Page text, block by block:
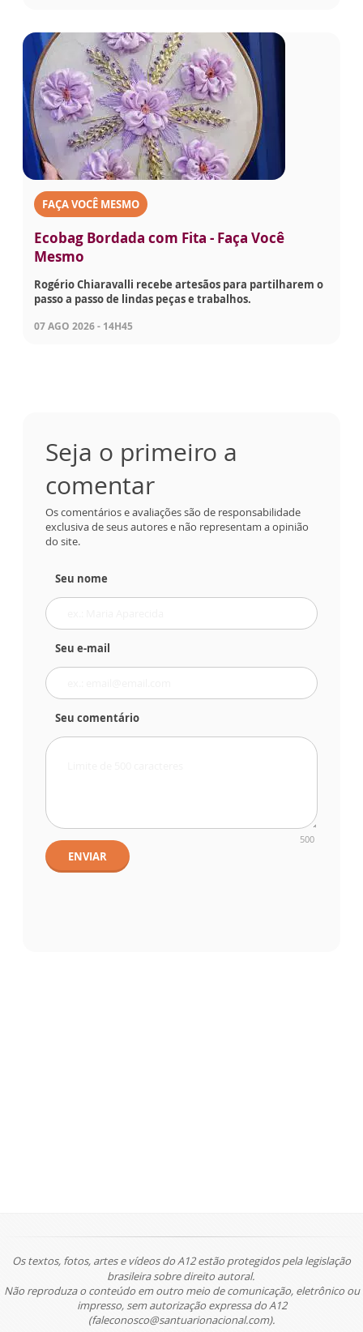
FAÇA VOCÊ MESMO
Ecobag Bordada com Fita - Faça Você
Mesmo
Rogério Chiaravalli recebe artesãos para partilharem o
passo a passo de lindas peças e trabalhos.
07 AGO 2026 - 14H45
Seja o primeiro a
comentar
Os comentários e avaliações são de responsabilidade
exclusiva de seus autores e não representam a opinião
do site.
Seu nome
Seu e-mail
Seu comentário
500
ENVIAR
Os textos, fotos, artes e vídeos do A12 estão protegidos pela legislação
brasileira sobre direito autoral.
Não reproduza o conteúdo em outro meio de comunicação, eletrônico ou
impresso, sem autorização expressa do A12
(faleconosco@santuarionacional.com).